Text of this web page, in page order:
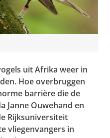
uit Afrika weer in
Hoe overbruggen
barrière die de
Janne Ouwehand en
Rijksuniversiteit
vliegenvangers in